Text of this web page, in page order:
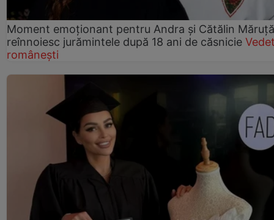
Moment emoționant pentru Andra și Cătălin
reînnoiesc jurămintele după 18 ani de căsnicie
românești